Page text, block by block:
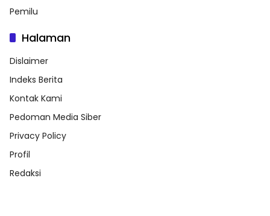
Pemilu
Halaman
Dislaimer
Indeks Berita
Kontak Kami
Pedoman Media Siber
Privacy Policy
Profil
Redaksi